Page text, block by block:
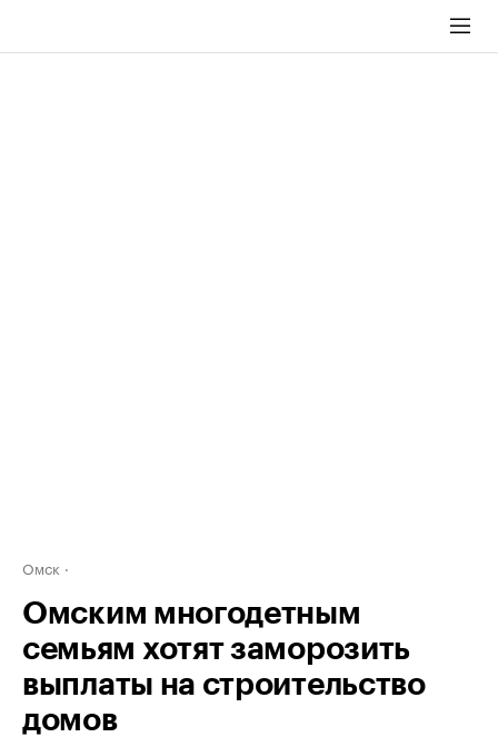
Омск
Омским многодетным
семьям хотят заморозить
выплаты на строительство
домов